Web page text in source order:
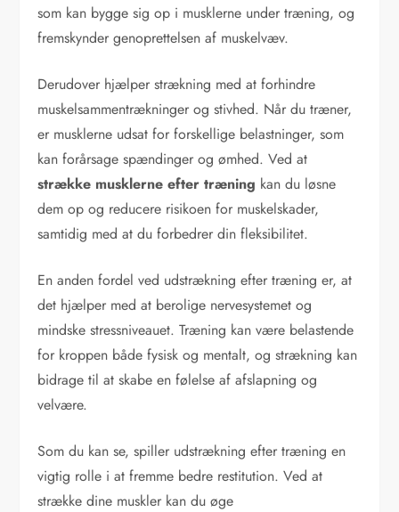
som kan bygge sig op i musklerne under træning, og
fremskynder genoprettelsen af muskelvæv.
Derudover hjælper strækning med at forhindre
muskelsammentrækninger og stivhed. Når du træner,
er musklerne udsat for forskellige belastninger, som
kan forårsage spændinger og ømhed. Ved at
strække musklerne efter træning kan du løsne
dem op og reducere risikoen for muskelskader,
samtidig med at du forbedrer din fleksibilitet.
En anden fordel ved udstrækning efter træning er, at
det hjælper med at berolige nervesystemet og
mindske stressniveauet. Træning kan være belastende
for kroppen både fysisk og mentalt, og strækning kan
bidrage til at skabe en følelse af afslapning og
velvære.
Som du kan se, spiller udstrækning efter træning en
vigtig rolle i at fremme bedre restitution. Ved at
strække dine muskler kan du øge